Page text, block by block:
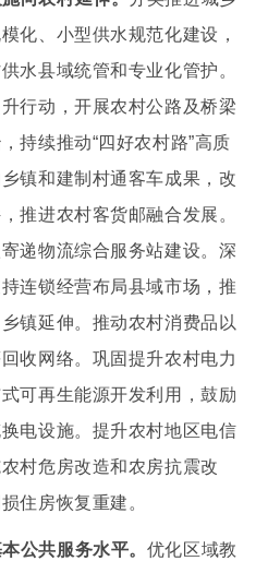
化、小型供水规范化建设，
水县域统管和专业化管护。
行动，开展农村公路及桥梁
持续推动“四好农村路”高质
镇和建制村通客车成果，改
推进农村客货邮融合发展。
递物流综合服务站建设。深
连锁经营布局县域市场，推
镇延伸。推动农村消费品以
收网络。巩固提升农村电力
可再生能源开发利用，鼓励
电设施。提升农村地区电信
村危房改造和农房抗震改
住房恢复重建。
公共服务水平。 优化区域教